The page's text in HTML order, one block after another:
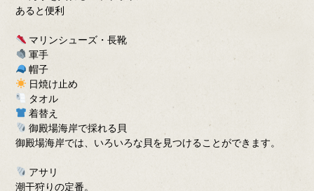
あると便利
マリンシューズ・長靴
軍手
帽子
日焼け止め
タオル
着替え
御殿場海岸で採れる貝
御殿場海岸では、いろいろな貝を見つけることができます。
アサリ
潮干狩りの定番。